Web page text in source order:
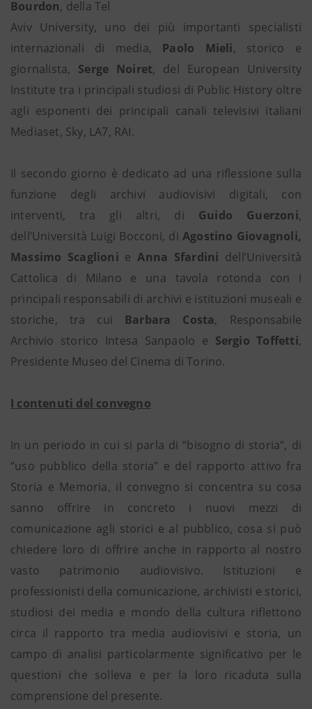
Bourdon, della Tel
Aviv University, uno dei più importanti specialisti
internazionali di media, Paolo Mieli, storico e
giornalista, Serge Noiret, del European University
Institute tra i principali studiosi di Public History oltre
agli esponenti dei principali canali televisivi italiani
Mediaset, Sky, LA7, RAI.
Il secondo giorno è dedicato ad una riflessione sulla
funzione degli archivi audiovisivi digitali, con
interventi, tra gli altri, di Guido Guerzoni,
dell’Università Luigi Bocconi, di Agostino Giovagnoli,
Massimo Scaglioni eAnna Sfardini dell’Università
Cattolica di Milano e una tavola rotonda con i
principali responsabili di archivi e istituzioni museali e
storiche, tra cui Barbara Costa, Responsabile
Archivio storico Intesa Sanpaolo e Sergio Toffetti,
Presidente Museo del Cinema di Torino.
I contenuti del convegno
In un periodo in cui si parla di “bisogno di storia”, di
“uso pubblico della storia” e del rapporto attivo fra
Storia e Memoria, il convegno si concentra su cosa
sanno offrire in concreto i nuovi mezzi di
comunicazione agli storici e al pubblico, cosa si può
chiedere loro di offrire anche in rapporto al nostro
vasto patrimonio audiovisivo. Istituzioni e
professionisti della comunicazione, archivisti e storici,
studiosi dei media e mondo della cultura riflettono
circa il rapporto tra media audiovisivi e storia, un
campo di analisi particolarmente significativo per le
questioni che solleva e per la loro ricaduta sulla
comprensione del presente.